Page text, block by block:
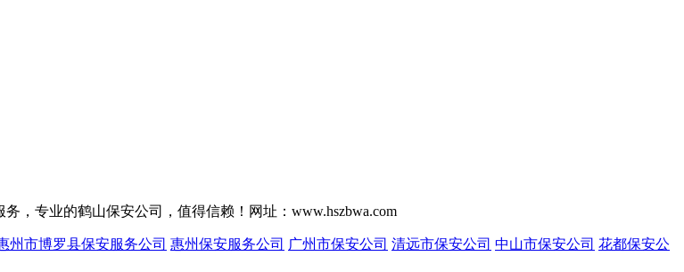
，专业的鹤山保安公司，值得信赖！网址：www.hszbwa.com
州市博罗县保安服务公司 惠州保安服务公司 广州市保安公司 清远市保安公司 中山市保安公司 花都保安公